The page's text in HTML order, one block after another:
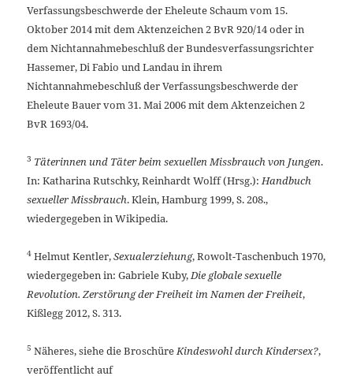
Verfassungsbeschwerde der Eheleute Schaum vom 15.
Oktober 2014 mit dem Aktenzeichen 2 BvR 920/14 oder in
dem Nichtannahmebeschluß der Bundesverfassungsrichter
Hassemer, Di Fabio und Landau in ihrem
Nichtannahmebeschluß der Verfassungsbeschwerde der
Eheleute Bauer vom 31. Mai 2006 mit dem Aktenzeichen 2
BvR 1693/04.
3 Täterinnen und Täter beim sexuellen Missbrauch von Jungen.
In: Katharina Rutschky, Reinhardt Wolff (Hrsg.):Handbuch
sexueller Missbrauch. Klein, Hamburg 1999, S. 208.,
wiedergegeben in Wikipedia.
4 Helmut Kentler,Sexualerziehung, Rowolt-Taschenbuch 1970,
wiedergegeben in: Gabriele Kuby,Die globale sexuelle
Revolution. Zerstörung der Freiheit im Namen der Freiheit,
Kißlegg 2012, S. 313.
5 Näheres, siehe die BroschüreKindeswohl durch Kindersex?,
veröffentlicht auf